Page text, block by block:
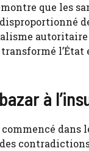
que les
disproportionné
l’État
à
dans